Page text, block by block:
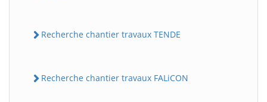
Recherche chantier travaux TENDE
Recherche chantier travaux FALiCON